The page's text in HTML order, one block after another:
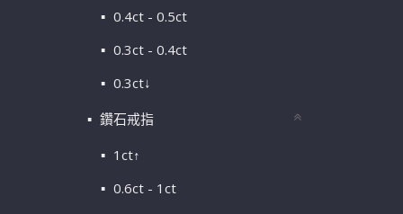
0.4ct - 0.5ct
0.3ct - 0.4ct
0.3ct↓
鑽石戒指
1ct↑
0.6ct - 1ct